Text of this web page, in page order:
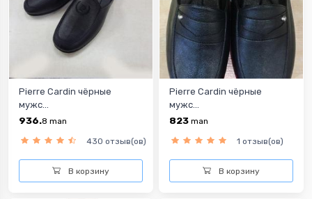
Pierre Cardin чёрные
мужс...
936.8 man
430 отзыв(ов)
В корзину
Pierre Cardin чёрные
мужс...
823 man
1 отзыв(ов)
В корзину